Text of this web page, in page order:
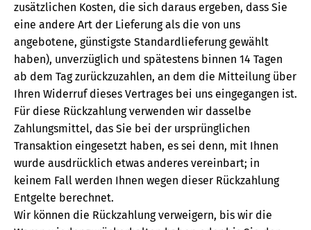
zusätzlichen Kosten, die sich daraus ergeben, dass Sie
eine andere Art der Lieferung als die von uns
angebotene, günstigste Standardlieferung gewählt
haben), unverzüglich und spätestens binnen 14 Tagen
ab dem Tag zurückzuzahlen, an dem die Mitteilung über
Ihren Widerruf dieses Vertrages bei uns eingegangen ist.
Für diese Rückzahlung verwenden wir dasselbe
Zahlungsmittel, das Sie bei der ursprünglichen
Transaktion eingesetzt haben, es sei denn, mit Ihnen
wurde ausdrücklich etwas anderes vereinbart; in
keinem Fall werden Ihnen wegen dieser Rückzahlung
Entgelte berechnet.
Wir können die Rückzahlung verweigern, bis wir die